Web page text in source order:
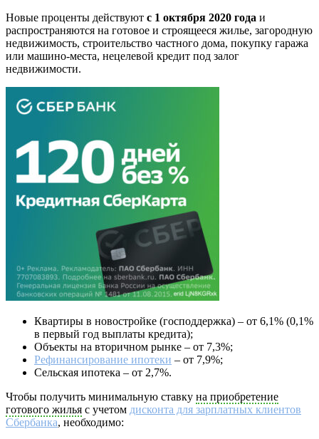
Новые проценты действуют с 1 октября 2020 года и
распространяются на готовое и строящееся жилье, загородную
недвижимость, строительство частного дома, покупку гаража
или машино-места, нецелевой кредит под залог
недвижимости.
Квартиры в новостройке (господдержка) – от 6,1% (0,1%
в первый год выплаты кредита);
Объекты на вторичном рынке – от 7,3%;
Рефинансирование ипотеки – от 7,9%;
Сельская ипотека – от 2,7%.
Чтобы получить минимальную ставку на приобретение
готового жилья с учетом дисконта для зарплатных клиентов
Сбербанка, необходимо: